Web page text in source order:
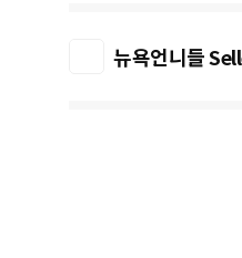
뉴욕언니들